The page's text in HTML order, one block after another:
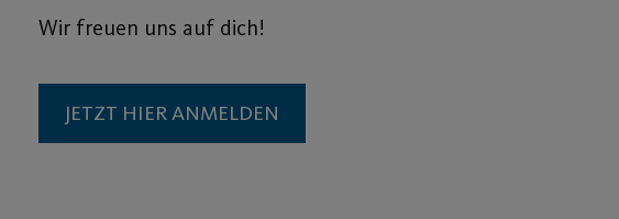
Wir freuen uns auf dich!
JETZT HIER ANMELDEN